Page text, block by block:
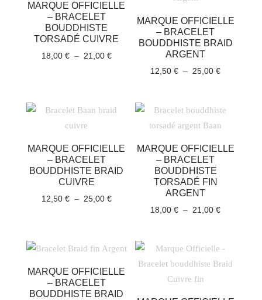
MARQUE OFFICIELLE
– BRACELET
BOUDDHISTE
TORSADÉ CUIVRE
18,00 € – 21,00 €Plage
à
MARQUE OFFICIELLE
– BRACELET
BOUDDHISTE BRAID
ARGENT
12,50€ – 25,00€Plage
12,50 €
à
MARQUE OFFICIELLE
– BRACELET
BOUDDHISTE BRAID
CUIVRE
12,50 € – 25,00 €Plage
à
25,00 €
MARQUE OFFICIELLE
– BRACELET
BOUDDHISTE
TORSADÉ FIN
ARGENT
18,00€ – 21,00€Plage
18,00 €
à
MARQUE OFFICIELLE
– BRACELET
BOUDDHISTE BRAID